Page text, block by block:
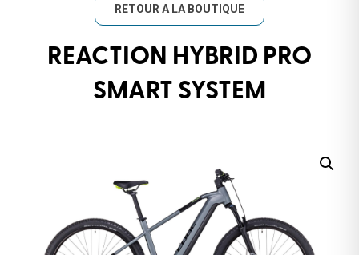
RETOUR A LA BOUTIQUE
REACTION HYBRID PRO
SMART SYSTEM